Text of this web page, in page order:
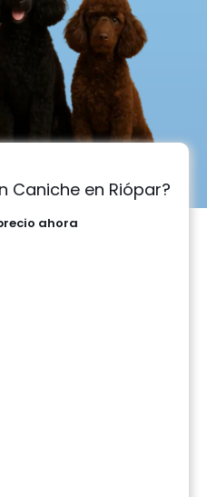
Caniche en Riópar?
ahora